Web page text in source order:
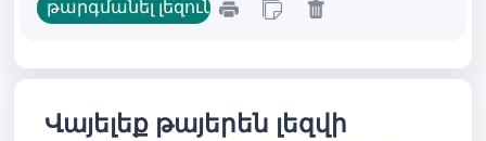
Վայելեք թայերեն լեզվի